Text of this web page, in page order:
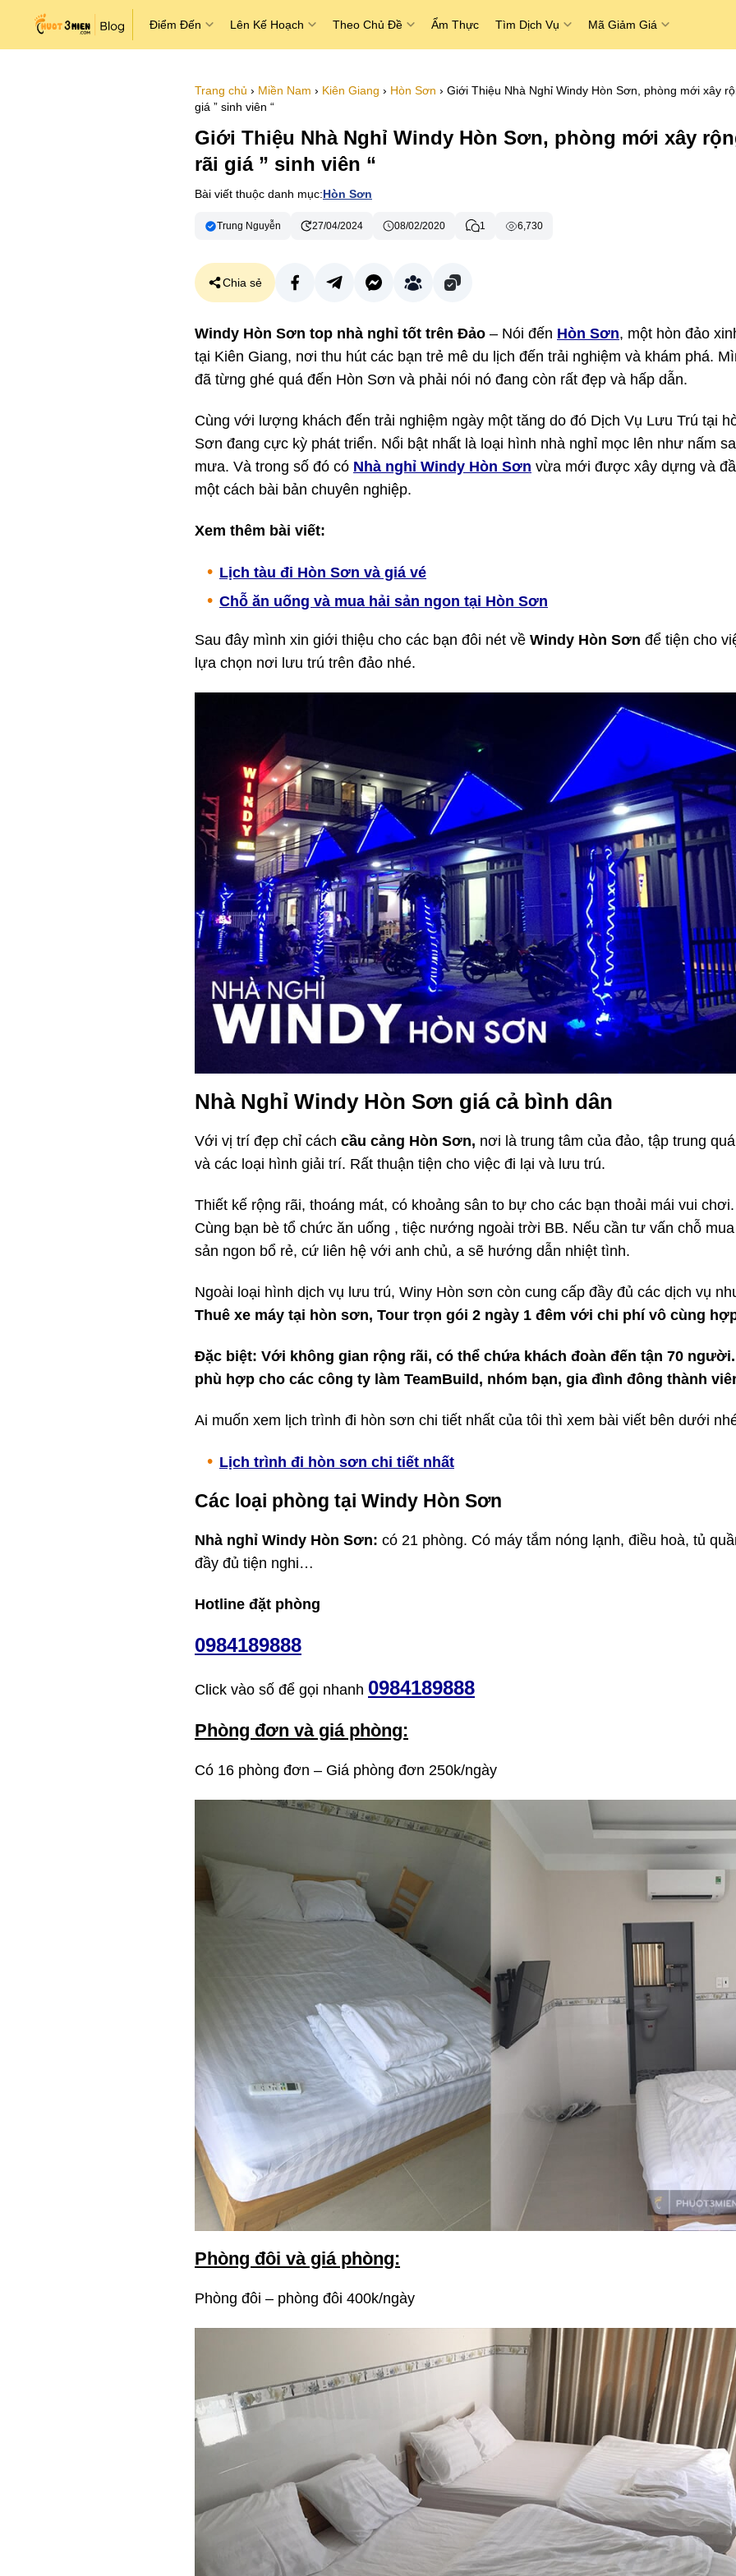
Điểm Đến Lên Kế Hoạch Theo Chủ Đề Ẩm Thực Tìm Dịch Vụ Mã Giảm Giá
Trang chủ › Miền Nam › Kiên Giang › Hòn Sơn › Giới Thiệu Nhà Nghỉ Windy Hòn Sơn, phòng mới xây
giá ” sinh viên “
Giới Thiệu Nhà Nghỉ Windy Hòn Sơn, phòng mới xây
rãi giá ” sinh viên “
Bài viết thuộc danh mục:Hòn Sơn
Trung Nguyễn 27/04/2024 08/02/2020 1 6,730
Chia sẻ
Windy Hòn Sơn top nhà nghỉ tốt trên Đảo – Nói đến Hòn Sơn, một hòn đảo
tại Kiên Giang, nơi thu hút các bạn trẻ mê du lịch đến trải nghiệm và khám phá.
đã từng ghé quá đến Hòn Sơn và phải nói nó đang còn rất đẹp và hấp dẫn.
Cùng với lượng khách đến trải nghiệm ngày một tăng do đó Dịch Vụ Lưu Trú tại
Sơn đang cực kỳ phát triển. Nổi bật nhất là loại hình nhà nghỉ mọc lên như nấm
mưa. Và trong số đó có Nhà nghỉ Windy Hòn Sơn vừa mới được xây dựng và
một cách bài bản chuyên nghiệp.
Xem thêm bài viết:
Lịch tàu đi Hòn Sơn và giá vé
Chỗ ăn uống và mua hải sản ngon tại Hòn Sơn
Sau đây mình xin giới thiệu cho các bạn đôi nét về Windy Hòn Sơn để tiện cho
lựa chọn nơi lưu trú trên đảo nhé.
Nhà Nghỉ Windy Hòn Sơn giá cả bình dân
Với vị trí đẹp chỉ cách cầu cảng Hòn Sơn, nơi là trung tâm của đảo, tập trung
và các loại hình giải trí. Rất thuận tiện cho việc đi lại và lưu trú.
Thiết kế rộng rãi, thoáng mát, có khoảng sân to bự cho các bạn thoải mái vui chơi.
Cùng bạn bè tổ chức ăn uống , tiệc nướng ngoài trời BB. Nếu cần tư vấn chỗ
sản ngon bổ rẻ, cứ liên hệ với anh chủ, a sẽ hướng dẫn nhiệt tình.
Ngoài loại hình dịch vụ lưu trú, Winy Hòn sơn còn cung cấp đầy đủ các dịch vụ
Thuê xe máy tại hòn sơn, Tour trọn gói 2 ngày 1 đêm với chi phí vô cùng
Đặc biệt: Với không gian rộng rãi, có thể chứa khách đoàn đến tận 70
phù hợp cho các công ty làm TeamBuild, nhóm bạn, gia đình đông thành
Ai muốn xem lịch trình đi hòn sơn chi tiết nhất của tôi thì xem bài viết bên dưới
Lịch trình đi hòn sơn chi tiết nhất
Các loại phòng tại Windy Hòn Sơn
Nhà nghỉ Windy Hòn Sơn: có 21 phòng. Có máy tắm nóng lạnh, điều hoà, tủ
đầy đủ tiện nghi…
Hotline đặt phòng
0984189888
Click vào số để gọi nhanh 0984189888
Phòng đơn và giá phòng:
Có 16 phòng đơn – Giá phòng đơn 250k/ngày
Phòng đôi và giá phòng:
Phòng đôi – phòng đôi 400k/ngày